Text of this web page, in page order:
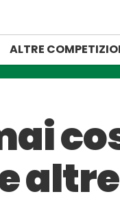
ALTRE
altre